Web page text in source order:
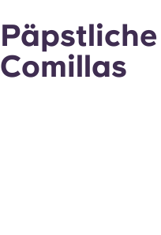
Comillas